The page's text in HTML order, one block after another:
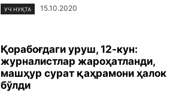
УЧ НУҚТА 15.10.2020
Қорабоғдаги уруш, 12-кун:
журналистлар жароҳатланди,
машҳур сурат қаҳрамони ҳалок
бўлди